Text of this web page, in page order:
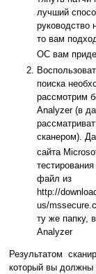
лучший
руководство
то вам
ОС вам
поиска
рассмотрим
Analyzer (в
сканером).
сайта
файл из
http://
us/
ту же папку,
Analyzer
Результатом
который вы должны